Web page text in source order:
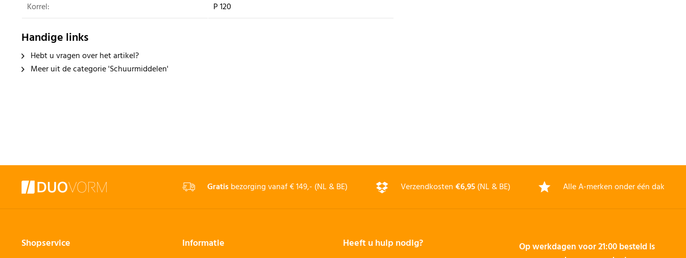
Korrel:
P 120
Handige links
Hebt u vragen over het artikel?
Meer uit de categorie 'Schuurmiddelen'
Gratisbezorging vanaf € 149,- (NL & BE) Verzendkosten€6,95(NL & BE) Alle A-merken onder één dak
Shopservice Informatie Heeft u hulp nodig?
Op werkdagen voor 21:00 besteld is